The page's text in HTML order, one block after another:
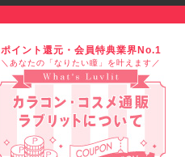
ポイント還元・会員特典業界No.1
＼あなたの「なりたい瞳」を叶えます／